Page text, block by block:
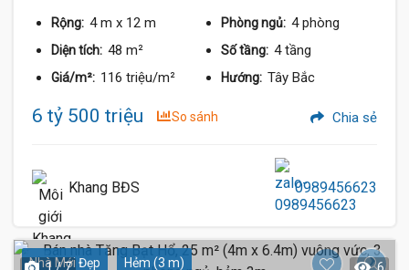
Rộng: 4 m x 12 m Phòng ngủ: 4 phòng
Diện tích: 48 m² Số tầng: 4 tầng
Giá/m²: 116 triệu/m² Hướng: Tây Bắc
6 tỷ 500 triệu So sánh Chia sẻ
Khang BĐS 0989456623
Nhà Mới Đẹp Hẻm (3 m)